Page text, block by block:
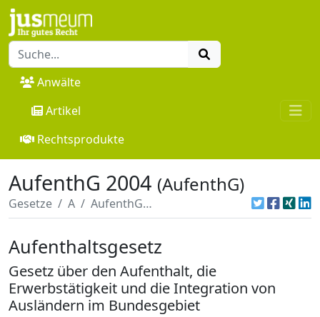
Anwälte
Artikel
Rechtsprodukte
AufenthG 2004 (AufenthG)
Gesetze A AufenthG 2004
Aufenthaltsgesetz
Gesetz über den Aufenthalt, die
Erwerbstätigkeit und die Integration von
Ausländern im Bundesgebiet